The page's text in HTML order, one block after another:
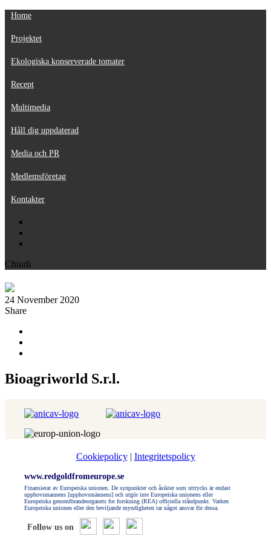
Home
Projektet
Ekologiska konserverade tomater
Recept
Multimedia
Håll dig uppdaterad
Media och PR
Medlemsföretag
Kontakter
Chiudi
24 November 2020
Share
Bioagriworld S.r.l.
Cookiepolicy| Integritetspolicy
www.redgoldfromeurope.se
Finansierat av Europeiska unionen. De synpunkter och åsikter som uttrycks är endast
upphovsmannens [upphovsmännens] och utgör inte Europeiska unionens eller
Europeiska genomförandeorganets for forskning (REA) officiella ståndpunkt. Varken
Europeiska unionen eller den beviljande myndigheten tar något ansvar för dessa.
Follow us on